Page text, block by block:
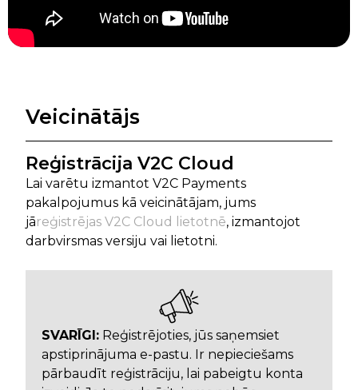
Veicinātājs
Reģistrācija V2C Cloud
Lai varētu izmantot V2C Payments
pakalpojumus kā veicinātājam, jums
jāreģistrējas V2C Cloud lietotnē, izmantojot
darbvirsmas versiju vai lietotni.
SVARĪGI: Reģistrējoties, jūs saņemsiet
apstiprinājuma e-pastu. Ir nepieciešams
pārbaudīt reģistrāciju, lai pabeigtu konta